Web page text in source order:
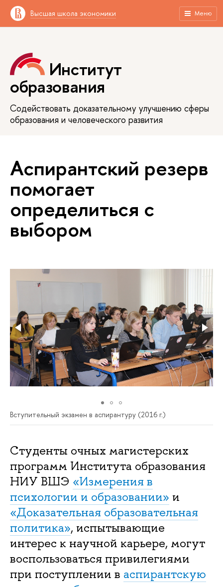
Высшая школа экономики Меню
Институт
образования
Содействовать доказательному улучшению сферы
образования и человеческого развития
Аспирантский резерв
помогает
определиться с
выбором
Вступительный экзамен в аспирантуру (2016 г.)
Студенты очных магистерских
программ Института образования
НИУ ВШЭ «Измерения в
психологии и образовании» и
«Доказательная образовательная
политика», испытывающие
интерес к научной карьере, могут
воспользоваться привилегиями
при поступлении в аспирантскую